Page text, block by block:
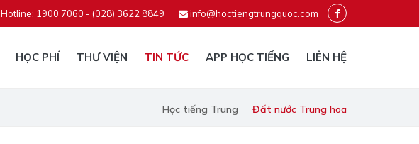
Hotline: 1900 7060 - (028) 3622 8849 info@hoctiengtrungquoc.com
HỌC PHÍ THƯ VIỆN TIN TỨC APP HỌC TIẾNG LIÊN HỆ
Học tiếng Trung Đất nước Trung hoa